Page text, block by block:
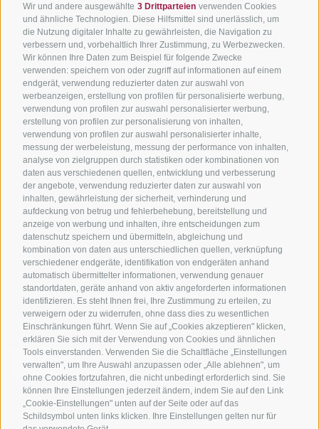
Wir und andere ausgewählte 3 Drittparteien verwenden Cookies
und ähnliche Technologien. Diese Hilfsmittel sind unerlässlich, um
die Nutzung digitaler Inhalte zu gewährleisten, die Navigation zu
verbessern und, vorbehaltlich Ihrer Zustimmung, zu Werbezwecken.
Wir können Ihre Daten zum Beispiel für folgende Zwecke
verwenden: speichern von oder zugriff auf informationen auf einem
endgerät, verwendung reduzierter daten zur auswahl von
werbeanzeigen, erstellung von profilen für personalisierte werbung,
verwendung von profilen zur auswahl personalisierter werbung,
erstellung von profilen zur personalisierung von inhalten,
verwendung von profilen zur auswahl personalisierter inhalte,
messung der werbeleistung, messung der performance von inhalten,
analyse von zielgruppen durch statistiken oder kombinationen von
daten aus verschiedenen quellen, entwicklung und verbesserung
der angebote, verwendung reduzierter daten zur auswahl von
inhalten, gewährleistung der sicherheit, verhinderung und
aufdeckung von betrug und fehlerbehebung, bereitstellung und
anzeige von werbung und inhalten, ihre entscheidungen zum
datenschutz speichern und übermitteln, abgleichung und
kombination von daten aus unterschiedlichen quellen, verknüpfung
verschiedener endgeräte, identifikation von endgeräten anhand
automatisch übermittelter informationen, verwendung genauer
standortdaten, geräte anhand von aktiv angeforderten informationen
identifizieren. Es steht Ihnen frei, Ihre Zustimmung zu erteilen, zu
verweigern oder zu widerrufen, ohne dass dies zu wesentlichen
Einschränkungen führt. Wenn Sie auf „Cookies akzeptieren" klicken,
erklären Sie sich mit der Verwendung von Cookies und ähnlichen
Tools einverstanden. Verwenden Sie die Schaltfläche „Einstellungen
verwalten", um Ihre Auswahl anzupassen oder „Alle ablehnen", um
ohne Cookies fortzufahren, die nicht unbedingt erforderlich sind. Sie
können Ihre Einstellungen jederzeit ändern, indem Sie auf den Link
„Cookie-Einstellungen" unten auf der Seite oder auf das
Schildsymbol unten links klicken. Ihre Einstellungen gelten nur für
SÜDTIROL
Hotels & Pakete
Urlaubspakete
Unsere Gutscheine
Hot Deals
Bike & Work
SÜDTIROL
Mountainbiken in
Südtirol
Rennradfahren in
Südtirol
Radwege in Südtirol
Bikeshops & Verleihe
Bike-Schulen
Tourenzentrale
Kontakt
Anreise
Zum
info@bikehotels.it
MELDE DICH ZU UNSEREM NEWSLETTER AN!
JETZT ANMELDEN